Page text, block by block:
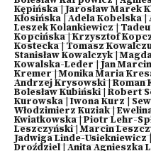
Kępińska|Jarosław Marek
Kłosińska |Adela Kobelska|
Leszek Kolankiewicz|
Kopcińska|Krzysztof
Kostecka|Tomasz
Stanisław Kowalczyk|
Kowalska-Leder|Jan
Kremer|Monika Maria
Andrzej Krysowski|Roman
Bolesław Kubiński|Robert
Kurowska|Iwona Kurz|
Włodzimierz Kuziak|
Kwiatkowska|Piotr Lehr-
Leszczyński|Marcin
Jadwiga Linde-Usiekniewicz
Droździel|Anita Agnieszka